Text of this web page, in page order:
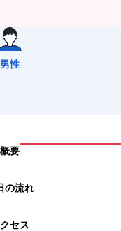
男性
概要
の流れ
セス